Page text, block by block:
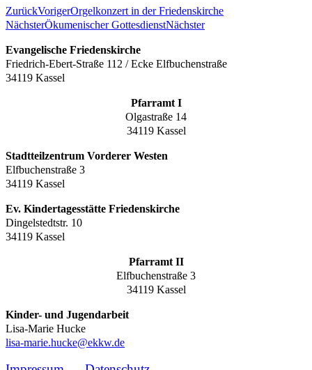
ZurückVorigerOrgelkonzert in der Friedenskirche
NächsterÖkumenischer GottesdienstNächster
Evangelische Friedenskirche
Friedrich-Ebert-Straße 112 / Ecke Elfbuchenstraße
34119 Kassel
Pfarramt I
Olgastraße 14
34119 Kassel
Stadtteilzentrum Vorderer Westen
Elfbuchenstraße 3
34119 Kassel
Ev. Kindertagesstätte Friedenskirche
Dingelstedtstr. 10
34119 Kassel
Pfarramt II
Elfbuchenstraße 3
34119 Kassel
Kinder- und Jugendarbeit
Lisa-Marie Hucke
lisa-marie.hucke@ekkw.de